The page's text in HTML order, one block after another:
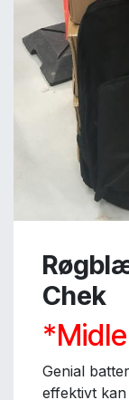
Chek
Genial
effektivt